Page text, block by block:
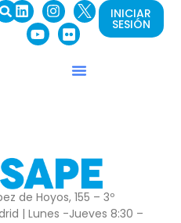
INICIAR
SESIÓN
de Hoyos, 155 – 3º
| Lunes -Jueves 8:30 –